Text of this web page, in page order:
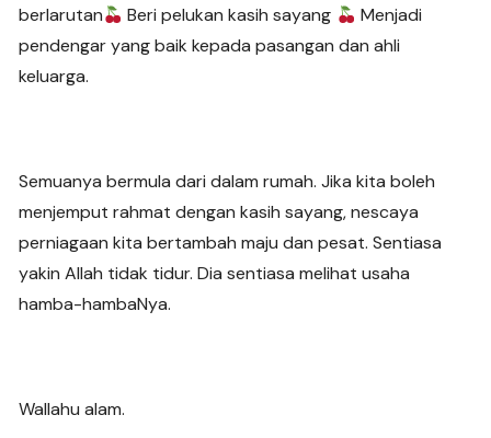
berlarutan
Beri pelukan kasih sayang
Menjadi
pendengar yang baik kepada pasangan dan ahli
keluarga.
Semuanya bermula dari dalam rumah. Jika kita boleh
menjemput rahmat dengan kasih sayang, nescaya
perniagaan kita bertambah maju dan pesat. Sentiasa
yakin Allah tidak tidur. Dia sentiasa melihat usaha
hamba-hambaNya.
Wallahu alam.